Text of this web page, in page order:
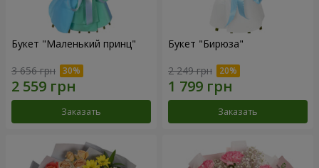
Букет "Маленький принц"
3 656 грн
Заказать
Букет "Бирюза"
2 249 грн
Заказать